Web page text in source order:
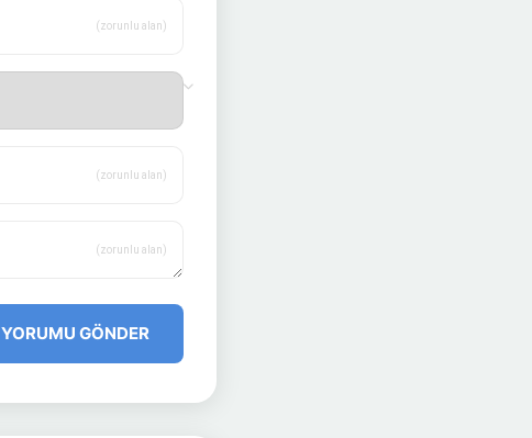
(zorunlu alan)
(zorunlu alan)
(zorunlu alan)
YORUMU GÖNDER